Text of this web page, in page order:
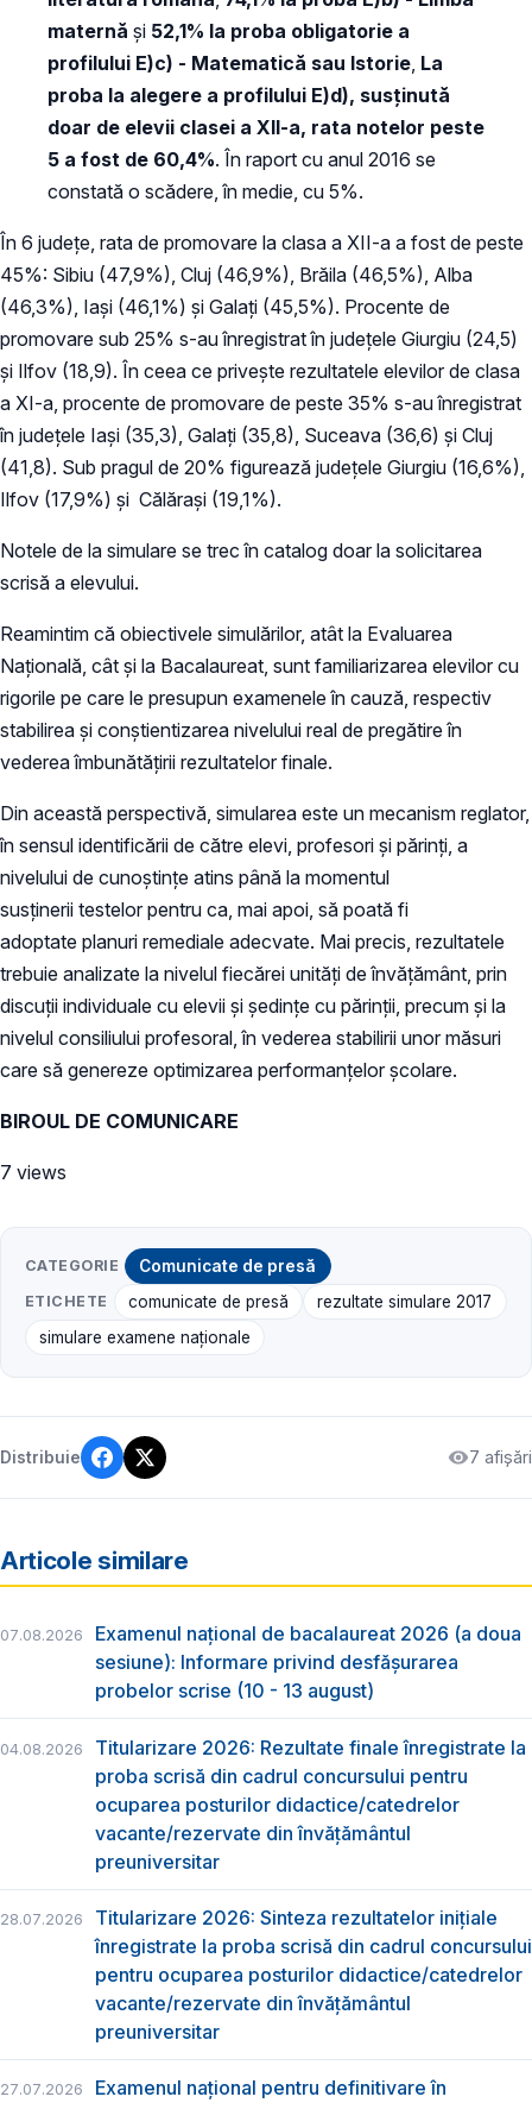
maternă și 52,1% la proba obligatorie a
profilului E)c) - Matematică sau Istorie La
proba la alegere a profilului E)d), susținută
doar de elevii clasei a XII-a, rata notelor peste
5 a fost de 60,4%. În raport cu anul 2016 se
constată o scădere, în medie, cu 5%.
În 6 judeţe, rata de promovare la clasa a XII-a a fost de peste
45%: Sibiu (47,9%), Cluj (46,9%), Brăila (46,5%), Alba
(46,3%), Iași (46,1%) și Galați (45,5%). Procente de
promovare sub 25% s-au înregistrat în judeţele Giurgiu (24,5)
şi Ilfov (18,9). În ceea ce priveşte rezultatele elevilor de clasa
a XI-a, procente de promovare de peste 35% s-au înregistrat
în judeţele Iași (35,3), Galați (35,8), Suceava (36,6) și Cluj
(41,8). Sub pragul de 20% figurează judeţele Giurgiu (16,6%),
Ilfov (17,9%) și Călărași (19,1%).
Notele de la simulare se trec în catalog doar la solicitarea
scrisă a elevului.
Reamintim că obiectivele simulărilor, atât la Evaluarea
Națională, cât și la Bacalaureat, sunt familiarizarea elevilor cu
rigorile pe care le presupun examenele în cauză, respectiv
stabilirea și conştientizarea nivelului real de pregătire în
vederea îmbunătăţirii rezultatelor finale.
Din această perspectivă, simularea este un mecanism reglator,
în sensul identificării de către elevi, profesori și părinți, a
nivelului de cunoștințe atins până la momentul
susținerii testelor pentru ca, mai apoi, să poată fi
adoptate planuri remediale adecvate. Mai precis, rezultatele
trebuie analizate la nivelul fiecărei unităţi de învăţământ, prin
discuţii individuale cu elevii și şedinţe cu părinţii, precum şi la
nivelul consiliului profesoral, în vederea stabilirii unor măsuri
care să genereze optimizarea performanţelor şcolare.
BIROUL DE COMUNICARE
7 views
CATEGORIE Comunicate de presă
ETICHETE comunicate de presă
rezultate simulare 2017
simulare examene naționale
Distribuie 7 afișări
Articole similare
07.08.2026
Examenul național de bacalaureat 2026 (a doua
sesiune): Informare privind desfășurarea
probelor scrise (10 - 13 august)
04.08.2026
Titularizare 2026: Rezultate finale înregistrate la
proba scrisă din cadrul concursului pentru
ocuparea posturilor didactice/catedrelor
vacante/rezervate din învăţământul
preuniversitar
28.07.2026
Titularizare 2026: Sinteza rezultatelor inițiale
înregistrate la proba scrisă din cadrul concursului
pentru ocuparea posturilor didactice/catedrelor
vacante/rezervate din învăţământul
preuniversitar
27.07.2026
Examenul național pentru definitivare în